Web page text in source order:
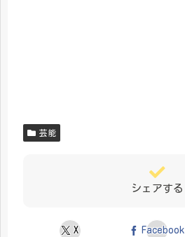
芸能
シェアする
X Facebook